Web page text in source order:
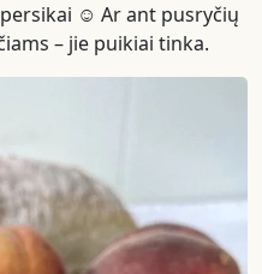
☺️ Ar ant pusryčių
– jie puikiai tinka.